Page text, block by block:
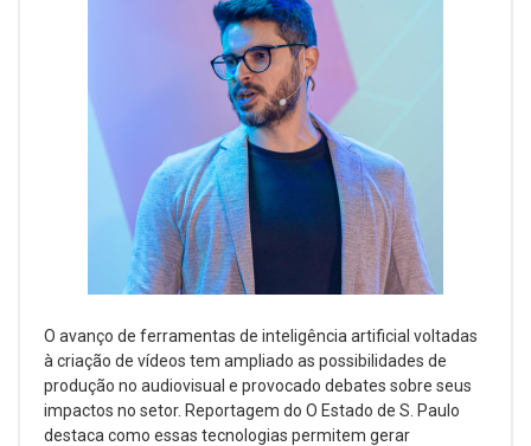
O avanço de ferramentas de inteligência artificial voltadas
à criação de vídeos tem ampliado as possibilidades de
produção no audiovisual e provocado debates sobre seus
impactos no setor. Reportagem do O Estado de S. Paulo
destaca como essas tecnologias permitem gerar